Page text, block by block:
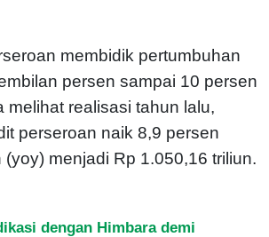
membidik pertumbuhan
persen sampai 10 persen
melihat realisasi tahun lalu,
perseroan naik 8,9 persen
menjadi Rp 1.050,16 triliun.
dengan Himbara demi